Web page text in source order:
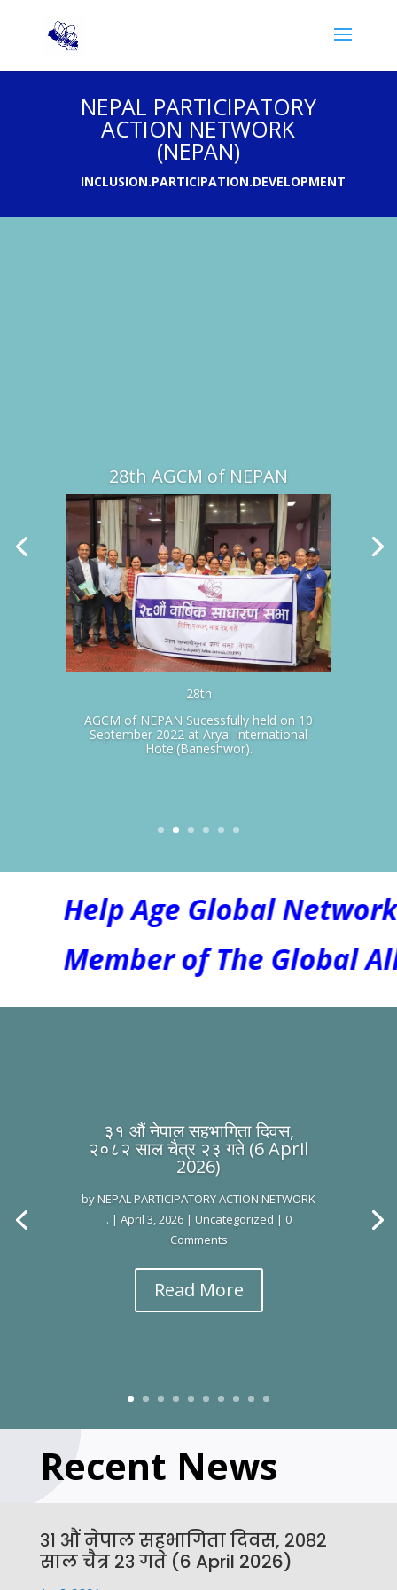
NEPAL PARTICIPATORY
ACTION NETWORK
(NEPAN)
INCLUSION.PARTICIPATION.DEVELOPMENT
28th AGCM of NEPAN
28th
AGCM of NEPAN Sucessfully held on 10
September 2022 at Aryal International
Hotel(Baneshwor).
Help Age Global Network
Member of The Global
३१ औं नेपाल सहभागिता दिवस,
२०८२ साल चैत्र २३ गते (6 April
2026)
by NEPAL PARTICIPATORY ACTION NETWORK
. | April 3, 2026| Uncategorized | 0
Comments
Read More
Recent News
३१ औं नेपाल सहभागिता दिवस, २०८२
साल चैत्र २३ गते (6 April 2026)